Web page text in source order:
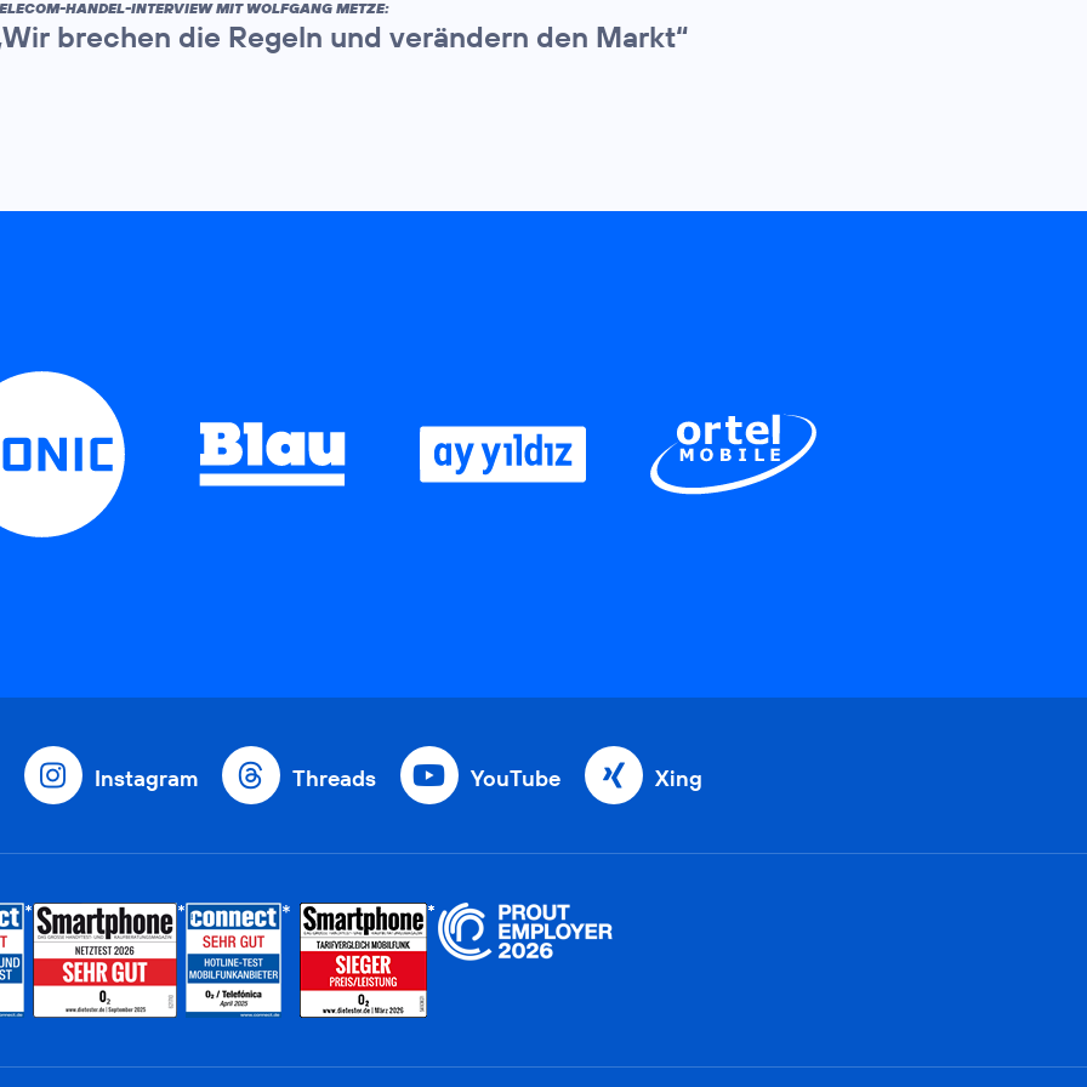
HANDEL-INTERVIEW MIT WOLFGANG METZE:
brechen die Regeln und verändern den Markt“
Instagram Threads YouTube Xing